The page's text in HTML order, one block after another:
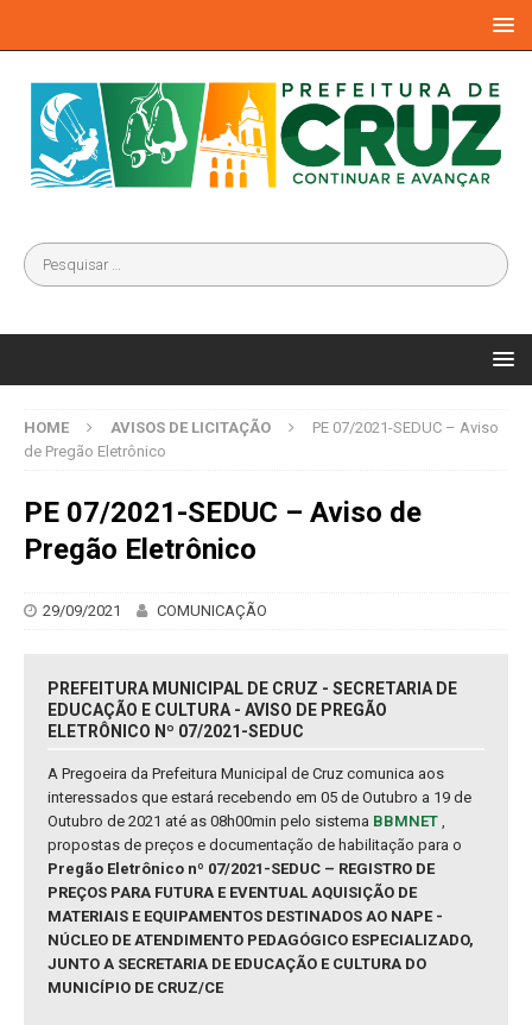
HOME AVISOS DE LICITAÇÃO
PE 07/2021-SEDUC – Aviso
de Pregão Eletrônico
PE 07/2021-SEDUC – Aviso de
Pregão Eletrônico
29/09/2021 COMUNICAÇÃO
PREFEITURA MUNICIPAL DE CRUZ - SECRETARIA DE
EDUCAÇÃO E CULTURA - AVISO DE PREGÃO
ELETRÔNICO Nº 07/2021-SEDUC
A Pregoeira da Prefeitura Municipal de Cruz comunica aos
interessados que estará recebendo em 05 de Outubro a 19 de
Outubro de 2021 até as 08h00min pelo sistema BBMNET ,
propostas de preços e documentação de habilitação para o
Pregão Eletrônico nº 07/2021-SEDUC – REGISTRO DE
PREÇOS PARA FUTURA E EVENTUAL AQUISIÇÃO DE
MATERIAIS E EQUIPAMENTOS DESTINADOS AO NAPE -
NÚCLEO DE ATENDIMENTO PEDAGÓGICO ESPECIALIZADO,
JUNTO A SECRETARIA DE EDUCAÇÃO E CULTURA DO
MUNICÍPIO DE CRUZ/CE